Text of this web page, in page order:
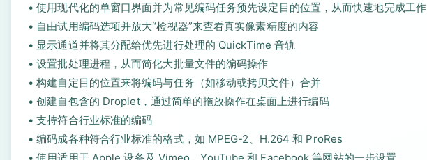
• 使用现代化的单窗口界面并为常见编码任务预先设定目的位置，从而快速地完成工作
• 自由试用编码选项并放大“检视器”来查看真实像素精度的内容
• 显示通道并将其分配给优先进行处理的 QuickTime 音轨
• 设置批处理进程，从而简化大批量文件的编码操作
• 构建自定目的位置来将编码与任务（如移动或拷贝文件）合并
• 创建自包含的 Droplet，通过简单的拖放操作在桌面上进行编码
• 支持符合行业标准的编码
• 编码成各种符合行业标准的格式，如 MPEG-2、H.264 和 ProRes